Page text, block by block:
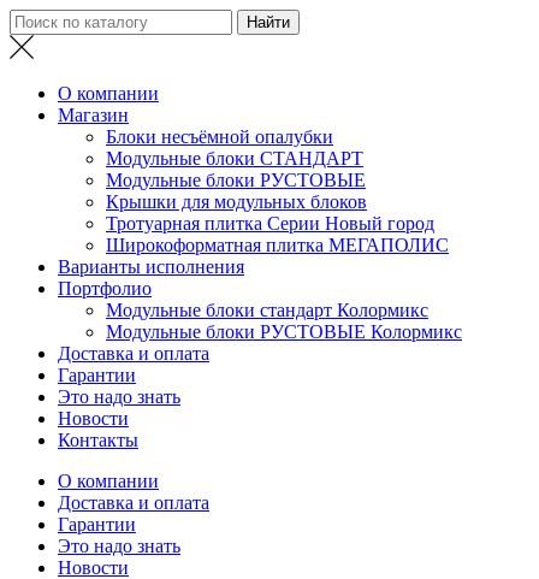
О компании
Магазин
Блоки несъёмной опалубки
Модульные блоки СТАНДАРТ
Модульные блоки РУСТОВЫЕ
Крышки для модульных блоков
Тротуарная плитка Серии Новый город
Широкоформатная плитка МЕГАПОЛИС
Варианты исполнения
Портфолио
Модульные блоки стандарт Колормикс
Модульные блоки РУСТОВЫЕ Колормикс
Доставка и оплата
Гарантии
Это надо знать
Новости
Контакты
О компании
Доставка и оплата
Гарантии
Это надо знать
Новости